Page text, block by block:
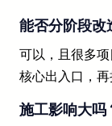
能否分阶段改
可以，且很多
核心出入口，再
施工影响大吗